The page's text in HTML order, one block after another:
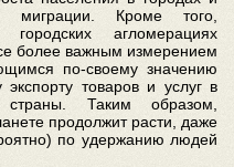
Кроме того,
агломерациях
более важным измерением
по-своему значению
товаров и услуг в
Таким образом,
продолжит расти, даже
по удержанию людей